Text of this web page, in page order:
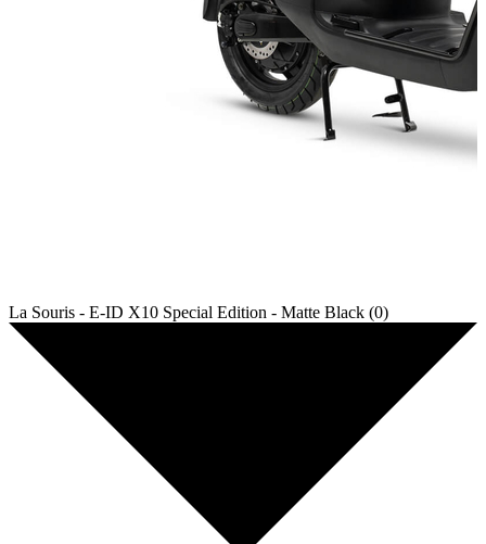
La Souris - E-ID X10 Special Edition - Matte Black (0)